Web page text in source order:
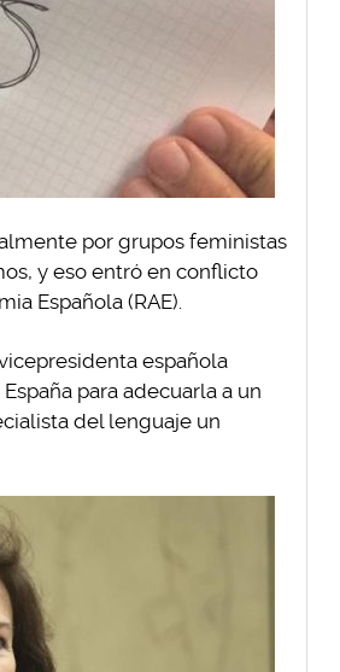
por grupos feministas
y eso entró en conflicto
Española (RAE).
española
para adecuarla a un
del lenguaje un